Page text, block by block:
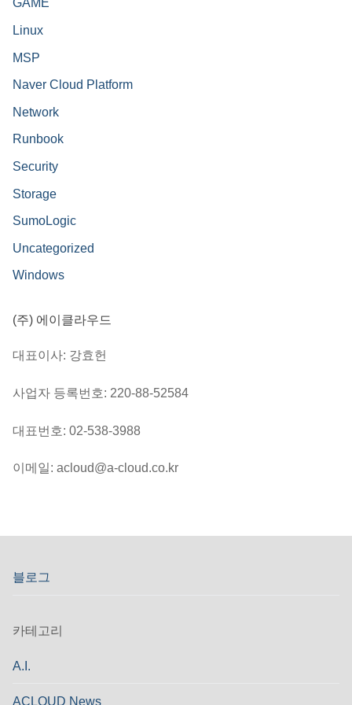
GAME
Linux
MSP
Naver Cloud Platform
Network
Runbook
Security
Storage
SumoLogic
Uncategorized
Windows
(주) 에이클라우드
대표이사: 강효헌
사업자 등록번호: 220-88-52584
대표번호: 02-538-3988
이메일: acloud@a-cloud.co.kr
블로그
카테고리
A.I.
ACLOUD News